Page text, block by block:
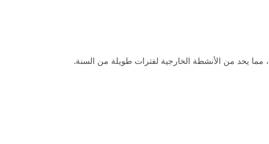
مما يحد من الأنشطة الخارجية لفترات طويلة من السنة.